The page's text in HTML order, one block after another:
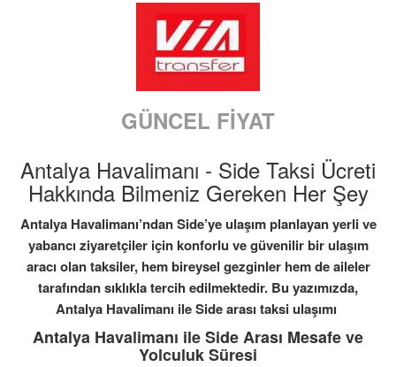
GÜNCEL FİYAT
Antalya Havalimanı - Side Taksi Ücreti
Hakkında Bilmeniz Gereken Her Şey
Antalya Havalimanı’ndan Side’ye ulaşım planlayan yerli ve
yabancı ziyaretçiler için konforlu ve güvenilir bir ulaşım
aracı olan taksiler, hem bireysel gezginler hem de aileler
tarafından sıklıkla tercih edilmektedir. Bu yazımızda,
Antalya Havalimanı ile Side arası taksi ulaşımı
Antalya Havalimanı ile Side Arası Mesafe ve
Yolculuk Süresi